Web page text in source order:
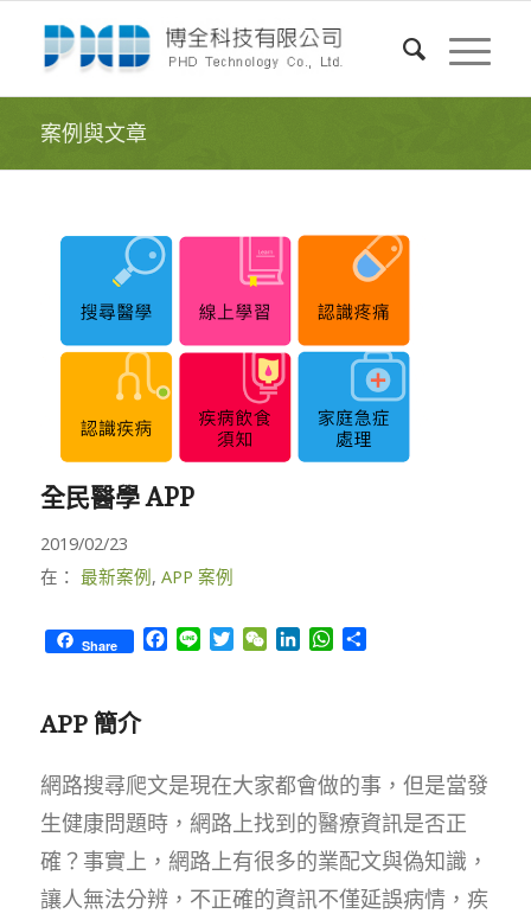
案例與文章
全民醫學 APP
2019/02/23
在： 最新案例, APP 案例
Share Facebook
LineTwitterWeChatLinkedInWhatsApp
Share
APP 簡介
網路搜尋爬文是現在大家都會做的事，但是當發
生健康問題時，網路上找到的醫療資訊是否正
確？事實上，網路上有很多的業配文與偽知識，
讓人無法分辨，不正確的資訊不僅延誤病情，疾